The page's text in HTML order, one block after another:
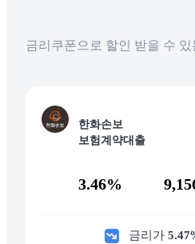
금리쿠폰으로 할인 받을 수
한화손보
보험계약대출
3.46%
금리가 5.47